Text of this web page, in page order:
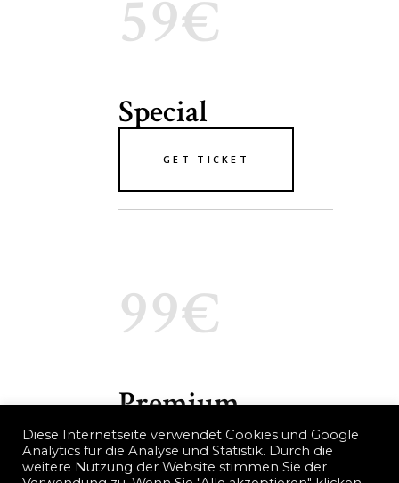
59€
Special
GET TICKET
99€
Premium
GET TICKET
Diese Internetseite verwendet Cookies und Google
Analytics für die Analyse und Statistik. Durch die
weitere Nutzung der Website stimmen Sie der